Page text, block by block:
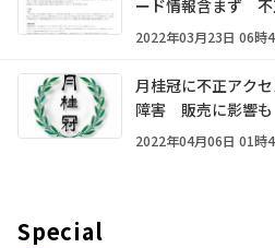
ード情報含まず 不
2022年03月23日 06時
月桂冠に不正アク
障害 販売に影響も
2022年04月06日 01時
Special